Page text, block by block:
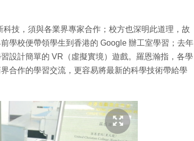
技，須與各業界專家合作；校方也深明此道理，故
學校便帶領學生到香港的 Google 辦工室學習；去年
設計簡單的 VR（虛擬實境）遊戲。羅恩瀚指，各學
合作的學習交流，更容易將最新的科學技術帶給學